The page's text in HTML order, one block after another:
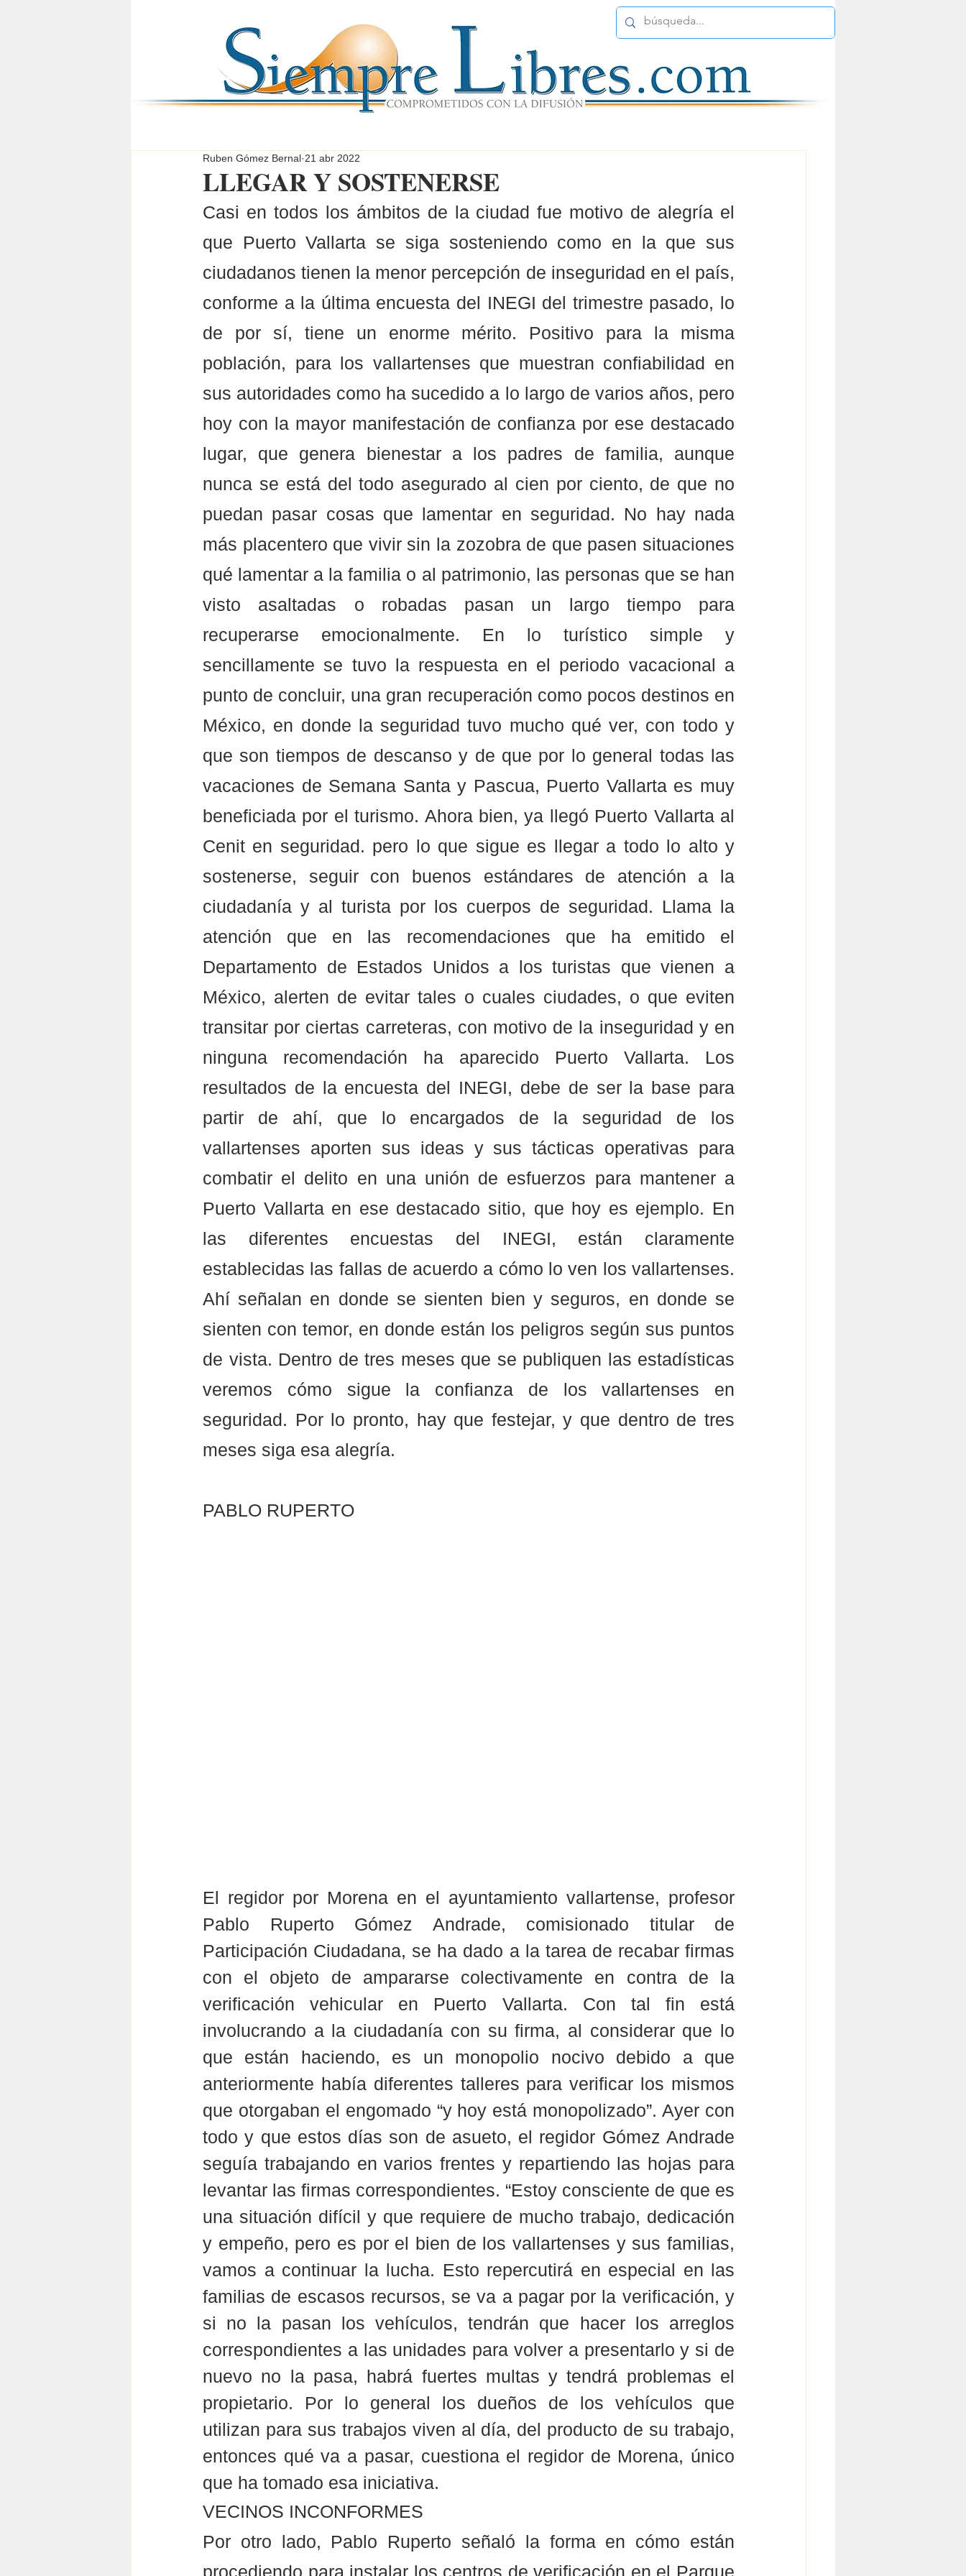
LLEGAR Y SOSTENERSE
Ruben Gómez Bernal 21 abr 2022
Casi en todos los ámbitos de la ciudad fue motivo de alegría el
que Puerto Vallarta se siga sosteniendo como en la que sus
ciudadanos tienen la menor percepción de inseguridad en el país,
conforme a la última encuesta del INEGI del trimestre pasado, lo
de por sí, tiene un enorme mérito. Positivo para la misma
población, para los vallartenses que muestran confiabilidad en
sus autoridades como ha sucedido a lo largo de varios años, pero
hoy con la mayor manifestación de confianza por ese destacado
lugar, que genera bienestar a los padres de familia, aunque
nunca se está del todo asegurado al cien por ciento, de que no
puedan pasar cosas que lamentar en seguridad. No hay nada
más placentero que vivir sin la zozobra de que pasen situaciones
qué lamentar a la familia o al patrimonio, las personas que se han
visto asaltadas o robadas pasan un largo tiempo para
recuperarse emocionalmente. En lo turístico simple y
sencillamente se tuvo la respuesta en el periodo vacacional a
punto de concluir, una gran recuperación como pocos destinos en
México, en donde la seguridad tuvo mucho qué ver, con todo y
que son tiempos de descanso y de que por lo general todas las
vacaciones de Semana Santa y Pascua, Puerto Vallarta es muy
beneficiada por el turismo. Ahora bien, ya llegó Puerto Vallarta al
Cenit en seguridad. pero lo que sigue es llegar a todo lo alto y
sostenerse, seguir con buenos estándares de atención a la
ciudadanía y al turista por los cuerpos de seguridad. Llama la
atención que en las recomendaciones que ha emitido el
Departamento de Estados Unidos a los turistas que vienen a
México, alerten de evitar tales o cuales ciudades, o que eviten
transitar por ciertas carreteras, con motivo de la inseguridad y en
ninguna recomendación ha aparecido Puerto Vallarta. Los
resultados de la encuesta del INEGI, debe de ser la base para
partir de ahí, que lo encargados de la seguridad de los
vallartenses aporten sus ideas y sus tácticas operativas para
combatir el delito en una unión de esfuerzos para mantener a
Puerto Vallarta en ese destacado sitio, que hoy es ejemplo. En
las diferentes encuestas del INEGI, están claramente
establecidas las fallas de acuerdo a cómo lo ven los vallartenses.
Ahí señalan en donde se sienten bien y seguros, en donde se
sienten con temor, en donde están los peligros según sus puntos
de vista. Dentro de tres meses que se publiquen las estadísticas
veremos cómo sigue la confianza de los vallartenses en
seguridad. Por lo pronto, hay que festejar, y que dentro de tres
meses siga esa alegría.
PABLO RUPERTO
El regidor por Morena en el ayuntamiento vallartense, profesor
Pablo Ruperto Gómez Andrade, comisionado titular de
Participación Ciudadana, se ha dado a la tarea de recabar firmas
con el objeto de ampararse colectivamente en contra de la
verificación vehicular en Puerto Vallarta. Con tal fin está
involucrando a la ciudadanía con su firma, al considerar que lo
que están haciendo, es un monopolio nocivo debido a que
anteriormente había diferentes talleres para verificar los mismos
que otorgaban el engomado “y hoy está monopolizado”. Ayer con
todo y que estos días son de asueto, el regidor Gómez Andrade
seguía trabajando en varios frentes y repartiendo las hojas para
levantar las firmas correspondientes. “Estoy consciente de que es
una situación difícil y que requiere de mucho trabajo, dedicación
y empeño, pero es por el bien de los vallartenses y sus familias,
vamos a continuar la lucha. Esto repercutirá en especial en las
familias de escasos recursos, se va a pagar por la verificación, y
si no la pasan los vehículos, tendrán que hacer los arreglos
correspondientes a las unidades para volver a presentarlo y si de
nuevo no la pasa, habrá fuertes multas y tendrá problemas el
propietario. Por lo general los dueños de los vehículos que
utilizan para sus trabajos viven al día, del producto de su trabajo,
entonces qué va a pasar, cuestiona el regidor de Morena, único
que ha tomado esa iniciativa.
VECINOS INCONFORMES
Por otro lado, Pablo Ruperto señaló la forma en cómo están
procediendo para instalar los centros de verificación en el Parque